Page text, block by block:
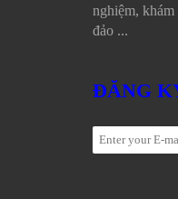
nghiệm,
đảo ...
ĐĂNG